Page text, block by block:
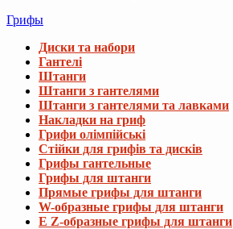
Грифы
Диски та набори
Гантелі
Штанги
Штанги з гантелями
Штанги з гантелями та лавками
Накладки на гриф
Грифи олімпійські
Стійки для грифів та дисків
Грифы гантельные
Грифы для штанги
Прямые грифы для штанги
W-образные грифы для штанги
E Z-образные грифы для штанги